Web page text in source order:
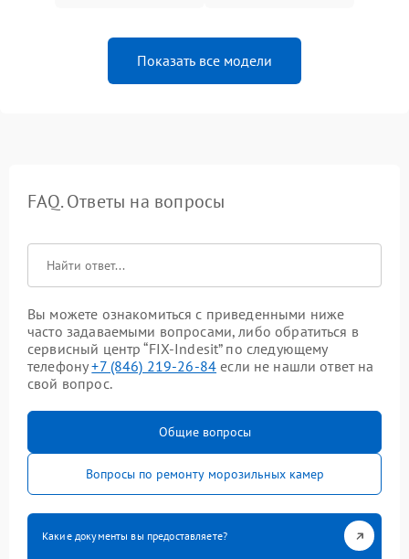
Показать все модели
FAQ. Ответы на вопросы
Вы можете ознакомиться с приведенными ниже
часто задаваемыми вопросами, либо обратиться в
сервисный центр “FIX-Indesit” по следующему
телефону+7 (846) 219-26-84 если не нашли ответ на
свой вопрос.
Общие вопросы
Вопросы по ремонту морозильных камер
Какие документы вы предоставляете?